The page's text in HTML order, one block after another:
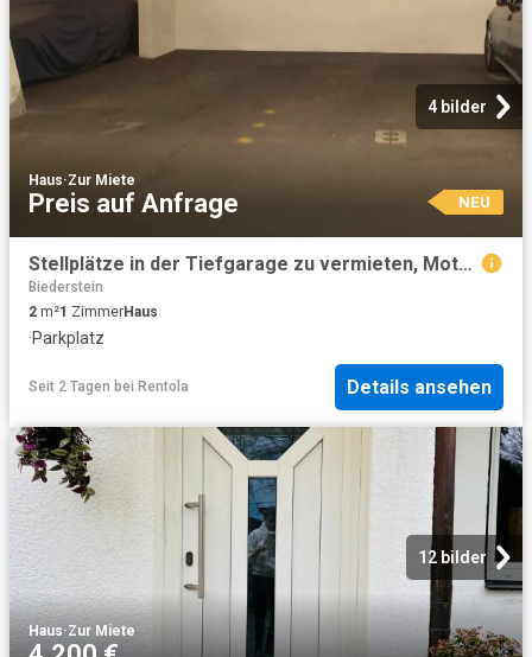
4 bilder
Haus·Zur Miete
Preis auf Anfrage NEU
Stellplätze in der Tiefgarage zu vermieten, Motorstraße nähe Frankfurter Ring
Biederstein
2 m²1 ZimmerHaus
·Parkplatz
Seit 2 Tagen bei Rentola Details ansehen
12 bilder
Haus·Zur Miete